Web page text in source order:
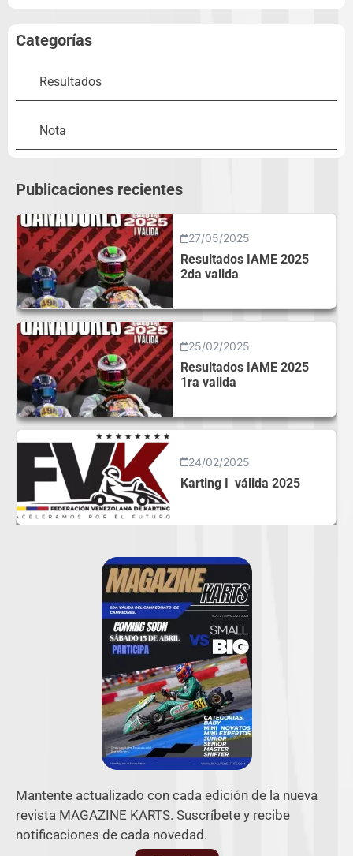
Categorías
Resultados
Nota
Publicaciones recientes
27/05/2025
Resultados IAME 2025
2da valida
25/02/2025
Resultados IAME 2025
1ra valida
24/02/2025
Karting I válida 2025
Mantente actualizado con cada edición de la nueva
revista MAGAZINE KARTS. Suscríbete y recibe
notificaciones de cada novedad.